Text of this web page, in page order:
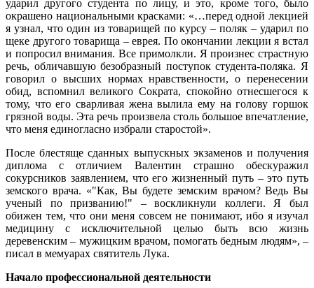
ударил другого студента по лицу, и это, кроме того, было
окрашено национальными красками: «…перед одной лекцией
я узнал, что один из товарищей по курсу – поляк – ударил по
щеке другого товарища – еврея. По окончании лекции я встал
и попросил внимания. Все примолкли. Я произнес страстную
речь, обличавшую безобразный поступок студента-поляка. Я
говорил о высших нормах нравственности, о перенесении
обид, вспомнил великого Сократа, спокойно отнесшегося к
тому, что его сварливая жена вылила ему на голову горшок
грязной воды. Эта речь произвела столь большое впечатление,
что меня единогласно избрали старостой».
После блестяще сданных выпускных экзаменов и получения
диплома с отличием Валентин страшно обескуражил
сокурсников заявлением, что его жизненный путь – это путь
земского врача. «"Как, Вы будете земским врачом? Ведь Вы
ученый по призванию!" – воскликнули коллеги. Я был
обижен тем, что они меня совсем не понимают, ибо я изучал
медицину с исключительной целью быть всю жизнь
деревенским – мужицким врачом, помогать бедным людям», –
писал в мемуарах святитель Лука.
Начало профессиональной деятельности